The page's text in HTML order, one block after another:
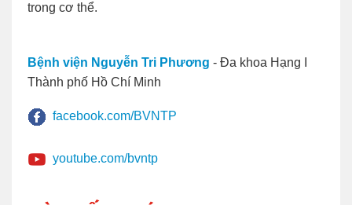
trong cơ thể.
Bệnh viện Nguyễn Tri Phương - Đa khoa Hạng I
Thành phố Hồ Chí Minh
facebook.com/BVNTP
youtube.com/bvntp